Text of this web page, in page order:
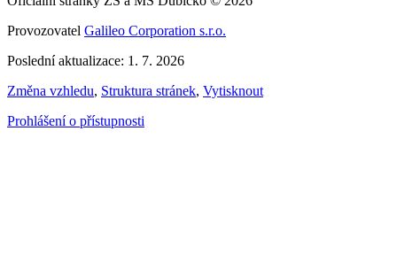
Provozovatel Galileo Corporation s.r.o.
Poslední aktualizace: 1. 7. 2026
Změna vzhledu, Struktura stránek, Vytisknout
Prohlášení o přístupnosti